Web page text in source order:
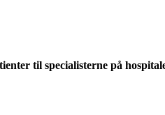
til specialisterne på